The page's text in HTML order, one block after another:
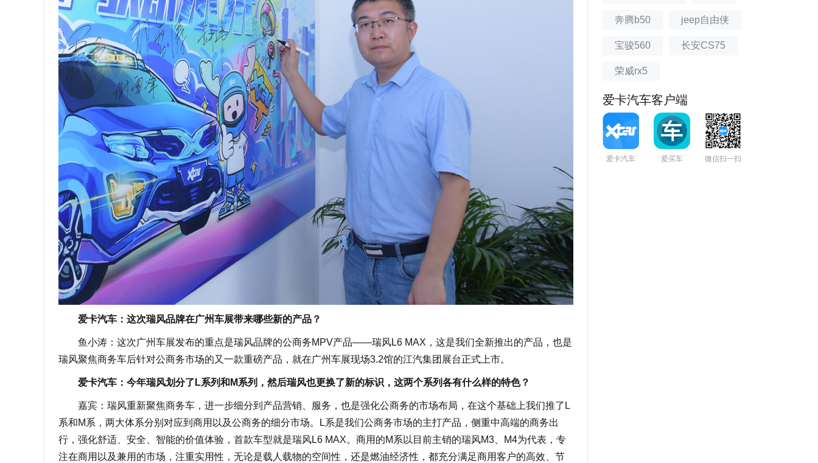
爱卡汽车：这次瑞风品牌在广州车展带来哪些新的产品？
鱼小涛：这次广州车展发布的重点是瑞风品牌的公商务MPV产品——瑞风L6 MAX，这是我们全新推出的产品，也是
瑞风聚焦商务车后针对公商务市场的又一款重磅产品，就在广州车展现场3.2馆的江汽集团展台正式上市。
爱卡汽车：今年瑞风划分了L系列和M系列，然后瑞风也更换了新的标识，这两个系列各有什么样的特色？
嘉宾：瑞风重新聚焦商务车，进一步细分到产品营销、服务，也是强化公商务的市场布局，在这个基础上我们推了L
系和M系，两大体系分别对应到商用以及公商务的细分市场。L系是我们公商务市场的主打产品，侧重中高端的商务出
行，强化舒适、安全、智能的价值体验，首款车型就是瑞风L6 MAX。商用的M系以目前主销的瑞风M3、M4为代表，专
注在商用以及兼用的市场，注重实用性，无论是载人载物的空间性，还是燃油经济性，都充分满足商用客户的高效、节
奔腾b50 jeep自由侠
宝骏560 长安CS75
荣威rx5
爱卡汽车客户端
爱卡汽车 爱买车 微信扫一扫